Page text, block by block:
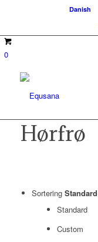
Danish
0
Hørfrø
Sortering Standard
Standard
Custom